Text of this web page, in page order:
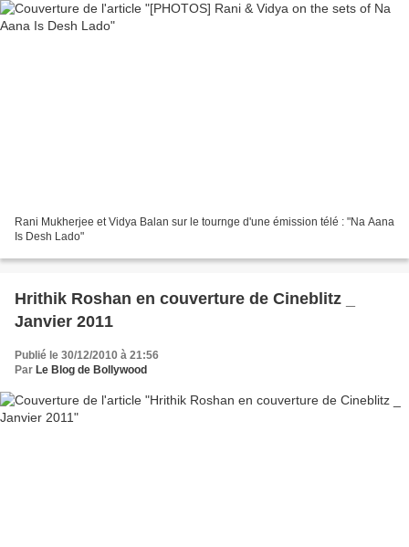
Rani Mukherjee et Vidya Balan sur le tournge d'une émission télé : "Na Aana
Is Desh Lado"
Hrithik Roshan en couverture de Cineblitz _
Janvier 2011
Publié le 30/12/2010 à 21:56
Par Le Blog de Bollywood